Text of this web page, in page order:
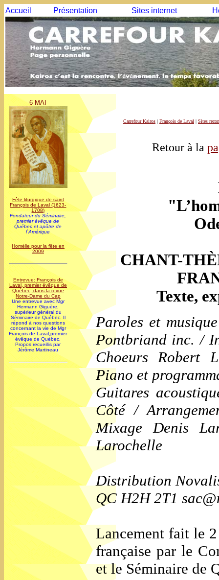
Accueil Présentation Sites internet
6 MAI
Fête liturgique de saint
François de Laval (1623-
1708)
Fondateur du Séminaire,
premier évêque de
Québec et apôtre de
l`Amérique
Homélie pour la fête en
2009
Entrevue: François de
Laval, premier évêque de
Québec, dans la revue
Notre-Dame du Cap
Une entrevue avec Mgr
Hermann Giguère,
supérieur général du
Séminaire de Québec. Il
répond à nos questions
concernant la vie de Mgr
François de Laval,premier
évêque de Québec.
Propos recueillis par
Jérôme Martineau
Carrefour Kairos | François de Laval | Sites
Retour à la
CHANT-
Texte,
Paroles et
Pontbriand inc. /
Choeurs Robert
Piano et
Guitares
Côté /
Mixage Denis
Larochelle
Distribution
QC H2H 2T1
Lancement fait le
française par le
et le Séminaire de